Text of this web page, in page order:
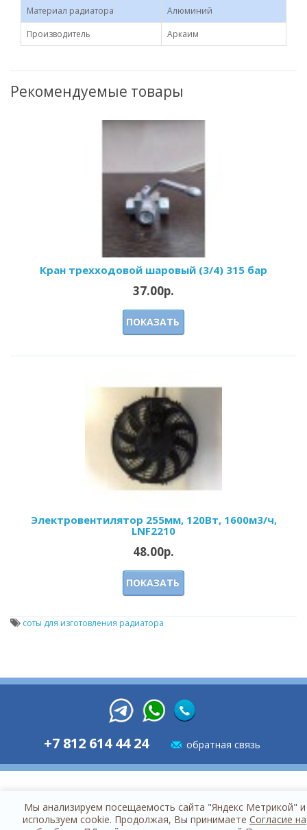
Материал радиатора
Алюминий
Производитель
Аркаим
Рекомендуемые товары
Кран трехходовой шаровый (3/4) 315 бар
37.00р.
ПОКАЗАТЬ
Электровентилятор 255мм, 120Вт, 1600м3/ч,
LNF2210
48.00р.
ПОКАЗАТЬ
соты для изготовления радиатора
+7 812 614 44 24 обратная связь
Мы анализируем посещаемость сайта "Яндекс Метрикой" и
используем cookie. Продолжая, Вы принимаете Согласие на